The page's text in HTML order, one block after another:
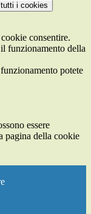
i cookies
consentire.
funzionamento della
potete
essere
pagina della cookie